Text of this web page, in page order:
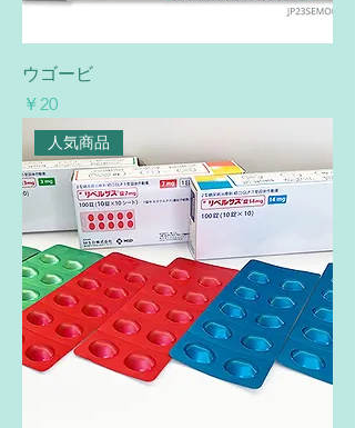
ウゴービ
価格
￥20
人気商品